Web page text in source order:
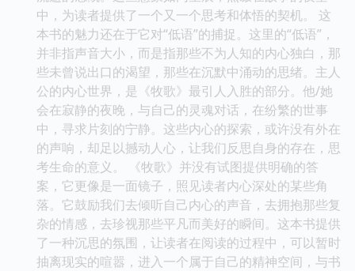
中，为读者提供了一个又一个思考和体悟的契机。 这
本书的魅力还在于它对“低语”的捕捉。这里的“低语”，
并非指声音大小，而是指那些不为人知的内心独白，那
些未曾说出口的渴望，那些在沉默中涌动的思绪。主人
公的内心世界，是《牧歌》最引人入胜的部分。他/她
会在寂静的夜晚，与自己的灵魂对话，在纷繁的世事
中，寻求片刻的宁静。这些内心的探索，或许没有外在
的声响，却足以撼动人心，让我们反思自身的存在，思
考生命的意义。 《牧歌》并没有试图提供明确的答
案，它更像是一面镜子，照见读者内心深处的某些角
落。它鼓励我们去倾听自己内心的声音，去拥抱那些复
杂的情感，去珍视那些平凡而美好的瞬间。这本书提供
了一种沉思的氛围，让读者在阅读的过程中，可以暂时
抽离现实的喧嚣，进入一个属于自己的精神空间，与书